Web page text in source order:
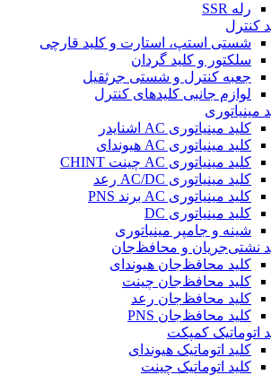
رله SSR
کنترل
شستی استپ، استارت و کلید قارچی
سلکتور و کلید گردان
جعبه کنترل و شستی جرثقیل
لوازم جانبی کلیدهای کنترل
مینیاتوری
کلید مینیاتوری AC اشنایدر
کلید مینیاتوری AC هیوندای
کلید مینیاتوری AC چینت CHINT
کلید مینیاتوری AC/DC رعد
کلید مینیاتوری AC برند PNS
کلید مینیاتوری DC
شینه و جامپر مینیاتوری
نشتی‌جریان و محافظ‌جان
کلید محافظ‌جان هیوندای
کلید محافظ‌جان چینت
کلید محافظ‌جان رعد
کلید محافظ‌جان PNS
اتوماتیک کمپکت
کلید اتوماتیک هیوندای
کلید اتوماتیک چینت